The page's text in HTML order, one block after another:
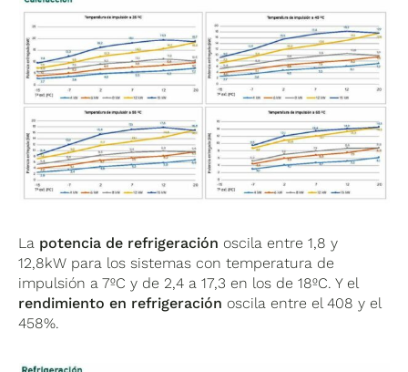
La potencia de refrigeración oscila entre 1,8 y
12,8kW para los sistemas con temperatura de
impulsión a 7ºC y de 2,4 a 17,3 en los de 18ºC. Y el
rendimiento en refrigeración oscila entre el 408 y el
458%.